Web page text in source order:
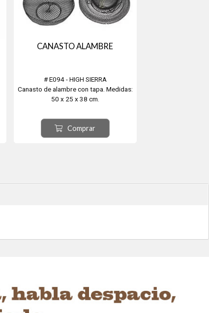
CANASTO ALAMBRE
# E094 - HIGH SIERRA
Canasto de alambre con tapa. Medidas:
50 x 25 x 38 cm.
Comprar